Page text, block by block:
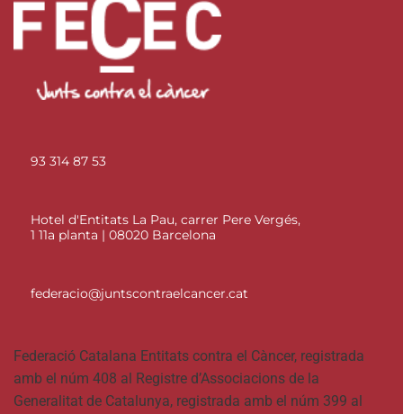
93 314 87 53
Hotel d'Entitats La Pau, carrer Pere Vergés,
1 11a planta | 08020 Barcelona
federacio@juntscontraelcancer.cat
Federació Catalana Entitats contra el Càncer, registrada
amb el núm 408 al Registre d’Associacions de la
Generalitat de Catalunya, registrada amb el núm 399 al